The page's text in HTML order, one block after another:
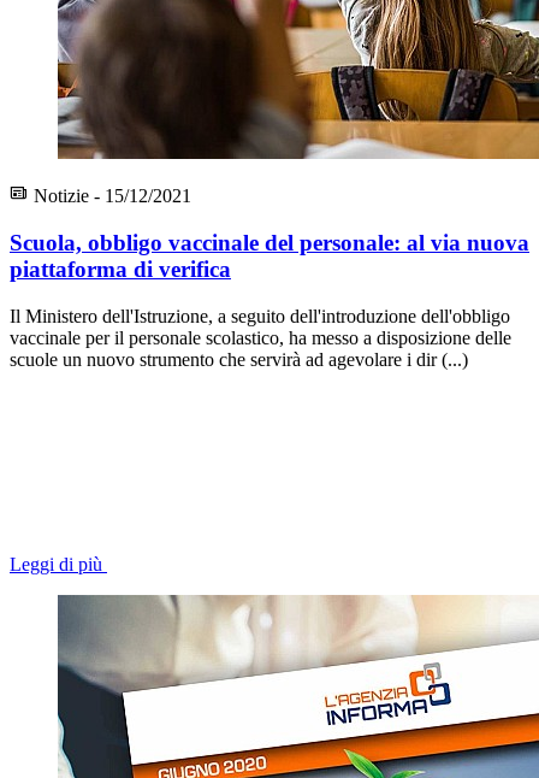
Notizie - 15/12/2021
Scuola, obbligo vaccinale del personale: al via nuova
piattaforma di verifica
Il Ministero dell'Istruzione, a seguito dell'introduzione dell'obbligo
vaccinale per il personale scolastico, ha messo a disposizione delle
scuole un nuovo strumento che servirà ad agevolare i dir (...)
Leggi di più